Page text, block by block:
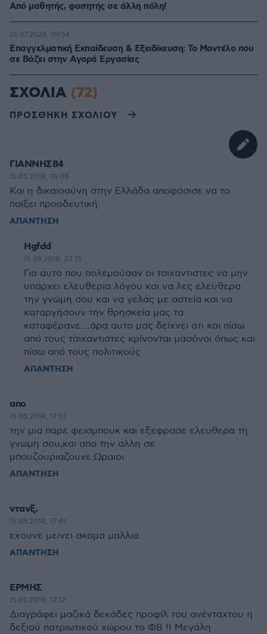
Από μαθητής, φοιτητής σε άλλη πόλη!
Επαγγελματική Εκπαίδευση & Εξειδίκευση: Το Mοντέλο που
σε Bάζει στην Aγορά Eργασίας
26.07.2026, 09:54
ΣΧΟΛΙΑ (72)
ΠΡΟΣΘΗΚΗ ΣΧΟΛΙΟΥ
ΓΙΑΝΝΗΣ84
15.05.2018, 18:08
Και η δικαιοσύνη στην Ελλάδα αποφάσισε να το
παίξει προοδευτική.
ΑΠΑΝΤΗΣΗ
Hgfdd
15.05.2018, 23:15
Για αυτο που πολεμούσαν οι τσιχαντιστες να μην
υπάρχει ελευθερια λόγου και να λες ελευθερα
την γνώμη σου και να γελάς με αστεία και να
καταργήσουν την θρησκεία μας τα
καταφέρανε....άρα αυτο μας δείχνει ότι και πίσω
από τους τσιχαντιστες κρίνονται μασόνοι όπως και
πίσω από τους πολιτικούς
ΑΠΑΝΤΗΣΗ
απο
15.05.2018, 17:51
την μια παρε φεισμπουκ και εξεφρασε ελευθερα τη
γνωμη σου,και απο την αλλη σε
μπουζουριαζουνε.Ωραιοι.
ΑΠΑΝΤΗΣΗ
ντανξ,
15.05.2018, 17:49
εχουνε μεινει ακομα μαλλια.
ΑΠΑΝΤΗΣΗ
ΕΡΜΗΣ
15.05.2018, 17:12
Διαγράφει μαζικά δεκάδες προφίλ του ανένταχτου η
δεξιού πατριωτικού χώρου το ΦΒ !! Μεγάλη